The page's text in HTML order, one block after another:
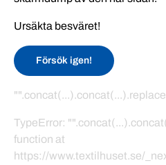
Ursäkta besväret!
Försök igen!
TypeError:
function at
https://www.textilhuset.se/